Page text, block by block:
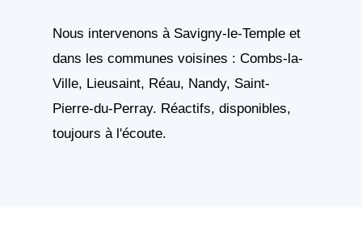
Nous intervenons à Savigny-le-Temple et
dans les communes voisines : Combs-la-
Ville, Lieusaint, Réau, Nandy, Saint-
Pierre-du-Perray. Réactifs, disponibles,
toujours à l'écoute.